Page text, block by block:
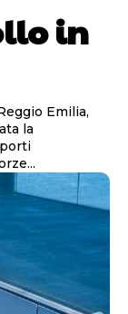
in
Emilia,